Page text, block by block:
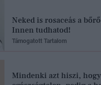
Neked is rosaceás a
Innen tudhatod!
Támogatott Tartalom
Mindenki azt hiszi, hogy